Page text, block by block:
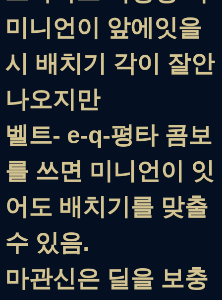
미니언이 앞에잇을
시 배치기 각이 잘안
나오지만
벨트- e-q-평타 콤보
를 쓰면 미니언이 잇
어도 배치기를 맞출
수 있음.
마관신은 딜을 보충